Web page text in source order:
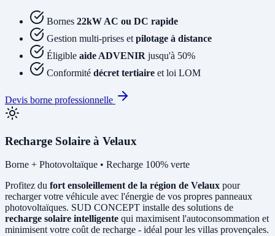
Bornes 22kW AC ou DC rapide
Gestion multi-prises et pilotage à distance
Éligible aide ADVENIR jusqu'à 50%
Conformité décret tertiaire et loi LOM
Devis borne professionnelle
Recharge Solaire à Velaux
Borne + Photovoltaïque • Recharge 100% verte
Profitez du fort ensoleillement de la région de Velaux pour
recharger votre véhicule avec l'énergie de vos propres panneaux
photovoltaïques. SUD CONCEPT installe des solutions de
recharge solaire intelligente qui maximisent l'autoconsommation et
minimisent votre coût de recharge - idéal pour les villas provençales.